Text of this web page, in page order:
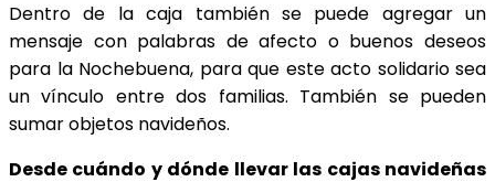
Dentro de la caja también se puede agregar un
mensaje con palabras de afecto o buenos deseos
para la Nochebuena, para que este acto solidario sea
un vínculo entre dos familias. También se pueden
sumar objetos navideños.
Desde cuándo y dónde llevar las cajas navideñas